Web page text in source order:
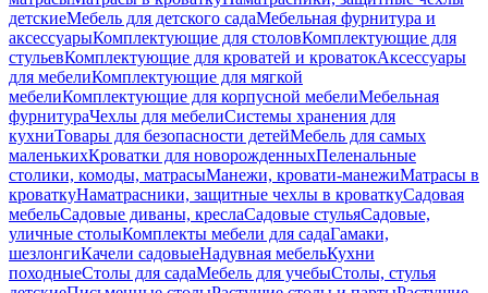
детскиеМебель для детского садаМебельная фурнитура и
аксессуарыКомплектующие для столовКомплектующие для
стульевКомплектующие для кроватей и кроватокАксессуары
для мебелиКомплектующие для мягкой
мебелиКомплектующие для корпусной мебелиМебельная
фурнитураЧехлы для мебелиСистемы хранения для
кухниТовары для безопасности детейМебель для самых
маленькихКроватки для новорожденныхПеленальные
столики, комоды, матрасыМанежи, кровати-манежиМатрасы в
кроваткуНаматрасники, защитные чехлы в кроваткуСадовая
мебельСадовые диваны, креслаСадовые стульяСадовые,
уличные столыКомплекты мебели для садаГамаки,
шезлонгиКачели садовыеНадувная мебельКухни
походныеСтолы для садаМебель для учебыСтолы, стулья